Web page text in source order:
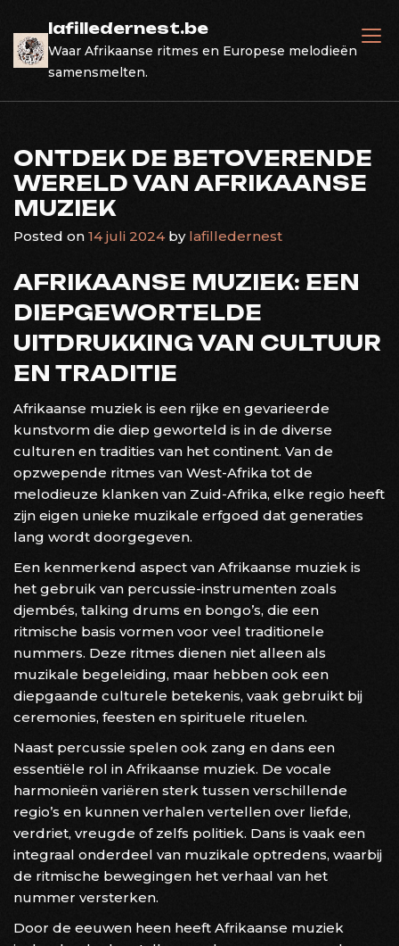
content
lafilledernest.be
Waar Afrikaanse ritmes en Europese melodieën
samensmelten.
ONTDEK DE BETOVERENDE
WERELD VAN AFRIKAANSE
MUZIEK
Posted on 14 juli 2024by lafilledernest
AFRIKAANSE MUZIEK: EEN
DIEPGEWORTELDE
UITDRUKKING VAN CULTUUR
EN TRADITIE
Afrikaanse muziek is een rijke en gevarieerde
kunstvorm die diep geworteld is in de diverse
culturen en tradities van het continent. Van de
opzwepende ritmes van West-Afrika tot de
melodieuze klanken van Zuid-Afrika, elke regio heeft
zijn eigen unieke muzikale erfgoed dat generaties
lang wordt doorgegeven.
Een kenmerkend aspect van Afrikaanse muziek is
het gebruik van percussie-instrumenten zoals
djembés, talking drums en bongo’s, die een
ritmische basis vormen voor veel traditionele
nummers. Deze ritmes dienen niet alleen als
muzikale begeleiding, maar hebben ook een
diepgaande culturele betekenis, vaak gebruikt bij
ceremonies, feesten en spirituele rituelen.
Naast percussie spelen ook zang en dans een
essentiële rol in Afrikaanse muziek. De vocale
harmonieën variëren sterk tussen verschillende
regio’s en kunnen verhalen vertellen over liefde,
verdriet, vreugde of zelfs politiek. Dans is vaak een
integraal onderdeel van muzikale optredens, waarbij
de ritmische bewegingen het verhaal van het
nummer versterken.
Door de eeuwen heen heeft Afrikaanse muziek